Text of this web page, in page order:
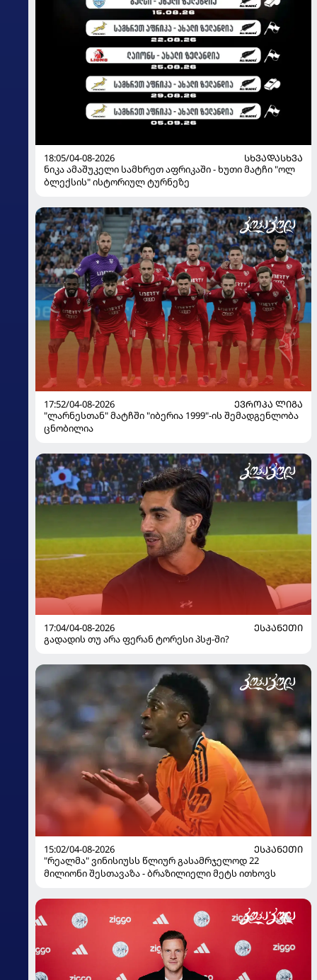
18:05/04-08-2026
ᲡᲮᲕᲐᲓᲐᲡᲮᲕᲐ
ნიკა ამაშუკელი სამხრეთ აფრიკაში - ხუთი მატჩი "ოლ
ბლექსის" ისტორიულ ტურნეზე
17:52/04-08-2026
ᲔᲕᲠᲝᲞᲐ ᲚᲘᲒᲐ
"ლარნესთან" მატჩში "იბერია 1999"-ის შემადგენლობა
ცნობილია
17:04/04-08-2026
ᲔᲡᲞᲐᲜᲔᲗᲘ
გადადის თუ არა ფერან ტორესი პსჟ-ში?
15:02/04-08-2026
ᲔᲡᲞᲐᲜᲔᲗᲘ
"რეალმა" ვინისიუსს წლიურ გასამრჯელოდ 22
მილიონი შესთავაზა - ბრაზილიელი მეტს ითხოვს